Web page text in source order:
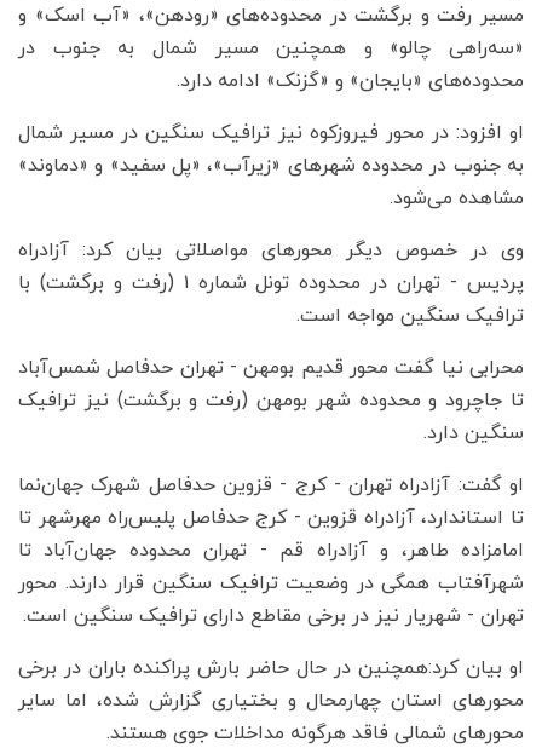
مسیر رفت و برگشت در محدوده‌های «رودهن»، «آب اسک» و
«سه‌راهی چالو» و همچنین مسیر شمال به جنوب در
محدوده‌های «بایجان» و «گزنک» ادامه دارد.
او افزود: در محور فیروزکوه نیز ترافیک سنگین در مسیر شمال
به جنوب در محدوده شهرهای «زیرآب»، «پل سفید» و «دماوند»
مشاهده می‌شود.
وی در خصوص دیگر محورهای مواصلاتی بیان کرد: آزادراه
پردیس - تهران در محدوده تونل شماره ۱ (رفت و برگشت) با
ترافیک سنگین مواجه است.
محرابی نیا گفت محور قدیم بومهن - تهران حدفاصل شمس‌آباد
تا جاچرود و محدوده شهر بومهن (رفت و برگشت) نیز ترافیک
سنگین دارد.
او گفت: آزادراه تهران - کرج - قزوین حدفاصل شهرک جهان‌نما
تا استاندارد، آزادراه قزوین - کرج حدفاصل پلیس‌راه مهرشهر تا
امامزاده طاهر، و آزادراه قم - تهران محدوده جهان‌آباد تا
شهرآفتاب همگی در وضعیت ترافیک سنگین قرار دارند. محور
تهران - شهریار نیز در برخی مقاطع دارای ترافیک سنگین است.
او بیان کرد:همچنین در حال حاضر بارش پراکنده باران در برخی
محورهای استان چهارمحال و بختیاری گزارش شده، اما سایر
محورهای شمالی فاقد هرگونه مداخلات جوی هستند.